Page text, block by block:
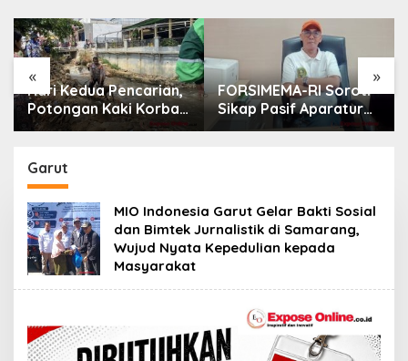
« »
Hari Kedua Pencarian,
Potongan Kaki Korban
Mutilasi di Depok
FORSIMEMA-RI Soroti
Sikap Pasif Aparatur
Peradilan Terhadap
Garut
MIO Indonesia Garut Gelar Bakti Sosial
dan Bimtek Jurnalistik di Samarang,
Wujud Nyata Kepedulian kepada
Masyarakat ‎